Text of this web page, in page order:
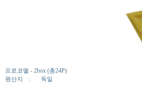
프로코멜 - 2box (총24P)
원산지
: 독일